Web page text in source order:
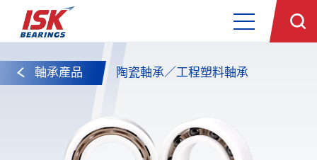
軸承產品 陶瓷軸承／工程塑料軸承